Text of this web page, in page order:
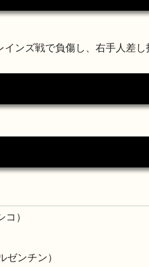
ンズ戦で負傷し、右手人差
）
ンチン）